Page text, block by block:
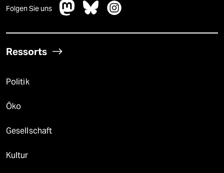
Folgen Sie uns
Ressorts
Politik
Öko
Gesellschaft
Kultur